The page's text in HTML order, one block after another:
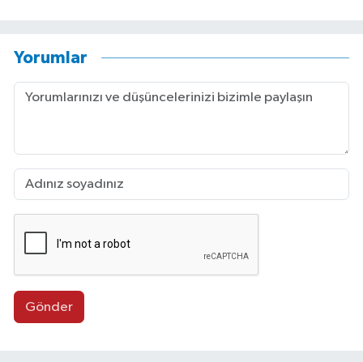
Yorumlar
Gönder